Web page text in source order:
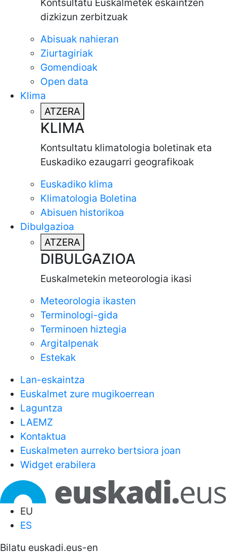
Kontsultatu Euskalmetek eskaintzen
dizkizun zerbitzuak
Abisuak nahieran
Ziurtagiriak
Gomendioak
Open data
Klima
ATZERA
KLIMA
Kontsultatu klimatologia boletinak eta
Euskadiko ezaugarri geografikoak
Euskadiko klima
Klimatologia Boletina
Abisuen historikoa
Dibulgazioa
ATZERA
DIBULGAZIOA
Euskalmetekin meteorologia ikasi
Meteorologia ikasten
Terminologi-gida
Terminoen hiztegia
Argitalpenak
Estekak
Lan-eskaintza
Euskalmet zure mugikoerrean
Laguntza
LAEMZ
Kontaktua
Euskalmeten aurreko bertsiora joan
Widget erabilera
EU
ES
Bilatu euskadi.eus-en